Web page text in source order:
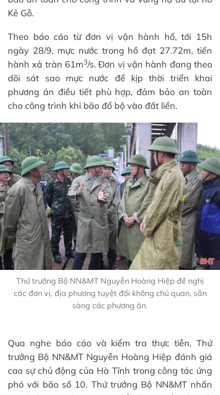
Kẻ Gỗ.
Theo báo cáo từ đơn vị vận hành hồ, tới 15h
ngày 28/9, mực nước trong hồ đạt 27.72m, tiến
hành xả tràn 61m3/s. Đơn vị vận hành đang theo
dõi sát sao mực nước để kịp thời triển khai
phương án điều tiết phù hợp, đảm bảo an toàn
cho công trình khi bão đổ bộ vào đất liền.
Thứ trưởng Bộ NN&MT Nguyễn Hoàng Hiệp đề nghị
các đơn vị, địa phương tuyệt đối không chủ quan, sẵn
sàng các phương án.
Qua nghe báo cáo và kiểm tra thực tiễn, Thứ
trưởng Bộ NN&MT Nguyễn Hoàng Hiệp đánh giá
cao sự chủ động của Hà Tĩnh trong công tác ứng
phó với bão số 10. Thứ trưởng Bộ NN&MT nhấn